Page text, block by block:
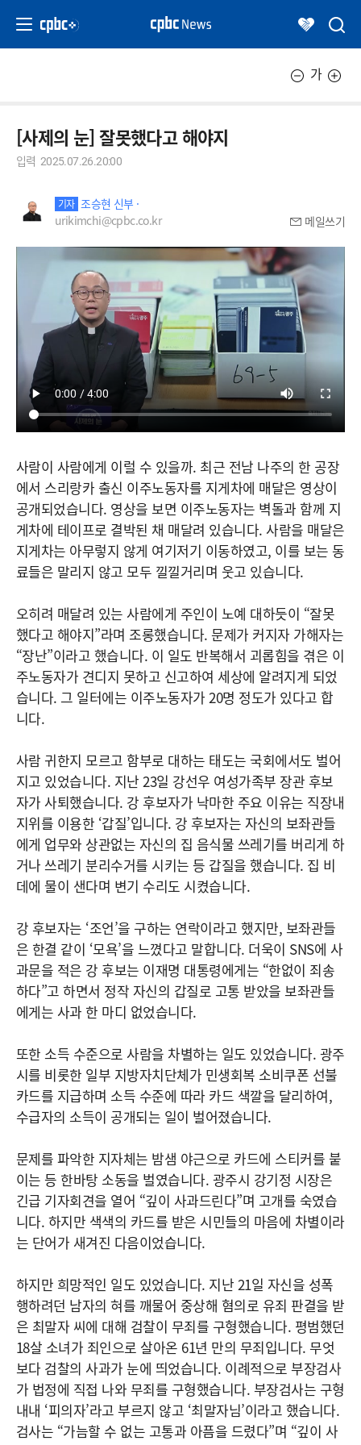
가
[사제의 눈] 잘못했다고 해야지
입력 2025.07.26.20:00
기자 조승현 신부 ·
urikimchi@cpbc.co.kr
메일쓰기
사람이 사람에게 이럴 수 있을까. 최근 전남 나주의 한 공장
에서 스리랑카 출신 이주노동자를 지게차에 매달은 영상이
공개되었습니다. 영상을 보면 이주노동자는 벽돌과 함께 지
게차에 테이프로 결박된 채 매달려 있습니다. 사람을 매달은
지게차는 아무렇지 않게 여기저기 이동하였고, 이를 보는 동
료들은 말리지 않고 모두 낄낄거리며 웃고 있습니다.
오히려 매달려 있는 사람에게 주인이 노예 대하듯이 “잘못
했다고 해야지”라며 조롱했습니다. 문제가 커지자 가해자는
“장난”이라고 했습니다. 이 일도 반복해서 괴롭힘을 겪은 이
주노동자가 견디지 못하고 신고하여 세상에 알려지게 되었
습니다. 그 일터에는 이주노동자가 20명 정도가 있다고 합
니다.
사람 귀한지 모르고 함부로 대하는 태도는 국회에서도 벌어
지고 있었습니다. 지난 23일 강선우 여성가족부 장관 후보
자가 사퇴했습니다. 강 후보자가 낙마한 주요 이유는 직장내
지위를 이용한 ‘갑질’입니다. 강 후보자는 자신의 보좌관들
에게 업무와 상관없는 자신의 집 음식물 쓰레기를 버리게 하
거나 쓰레기 분리수거를 시키는 등 갑질을 했습니다. 집 비
데에 물이 샌다며 변기 수리도 시켰습니다.
강 후보자는 ‘조언’을 구하는 연락이라고 했지만, 보좌관들
은 한결 같이 ‘모욕’을 느꼈다고 말합니다. 더욱이 SNS에 사
과문을 적은 강 후보는 이재명 대통령에게는 “한없이 죄송
하다”고 하면서 정작 자신의 갑질로 고통 받았을 보좌관들
에게는 사과 한 마디 없었습니다.
또한 소득 수준으로 사람을 차별하는 일도 있었습니다. 광주
시를 비롯한 일부 지방자치단체가 민생회복 소비쿠폰 선불
카드를 지급하며 소득 수준에 따라 카드 색깔을 달리하여,
수급자의 소득이 공개되는 일이 벌어졌습니다.
문제를 파악한 지자체는 밤샘 야근으로 카드에 스티커를 붙
이는 등 한바탕 소동을 벌였습니다. 광주시 강기정 시장은
긴급 기자회견을 열어 “깊이 사과드린다”며 고개를 숙였습
니다. 하지만 색색의 카드를 받은 시민들의 마음에 차별이라
는 단어가 새겨진 다음이었습니다.
하지만 희망적인 일도 있었습니다. 지난 21일 자신을 성폭
행하려던 남자의 혀를 깨물어 중상해 혐의로 유죄 판결을 받
은 최말자 씨에 대해 검찰이 무죄를 구형했습니다. 평범했던
18살 소녀가 죄인으로 살아온 61년 만의 무죄입니다. 무엇
보다 검찰의 사과가 눈에 띄었습니다. 이례적으로 부장검사
가 법정에 직접 나와 무죄를 구형했습니다. 부장검사는 구형
내내 ‘피의자’라고 부르지 않고 ‘최말자님’이라고 했습니다.
검사는 “가늠할 수 없는 고통과 아픔을 드렸다”며 “깊이 사